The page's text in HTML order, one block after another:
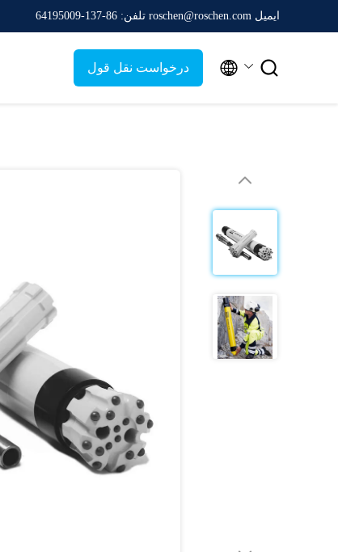
ایمیل roschen@roschen.com تلفن: 86-137-64195009
درخواست نقل قول  